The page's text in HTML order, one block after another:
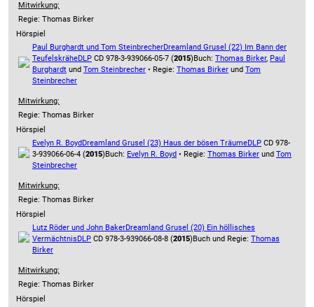
Mitwirkung:
Regie: Thomas Birker
Hörspiel
Paul Burghardt und Tom SteinbrecherDreamland Grusel (22) Im Bann der
TeufelskräheDLP CD 978-3-939066-05-7 (2015)Buch: Thomas Birker, Paul
Burghardt und Tom Steinbrecher • Regie: Thomas Birker und Tom
Steinbrecher
Mitwirkung:
Regie: Thomas Birker
Hörspiel
Evelyn R. BoydDreamland Grusel (23) Haus der bösen TräumeDLP CD 978-
3-939066-06-4 (2015)Buch: Evelyn R. Boyd • Regie: Thomas Birker und Tom
Steinbrecher
Mitwirkung:
Regie: Thomas Birker
Hörspiel
Lutz Röder und John BakerDreamland Grusel (20) Ein höllisches
VermächtnisDLP CD 978-3-939066-08-8 (2015)Buch und Regie: Thomas
Birker
Mitwirkung:
Regie: Thomas Birker
Hörspiel